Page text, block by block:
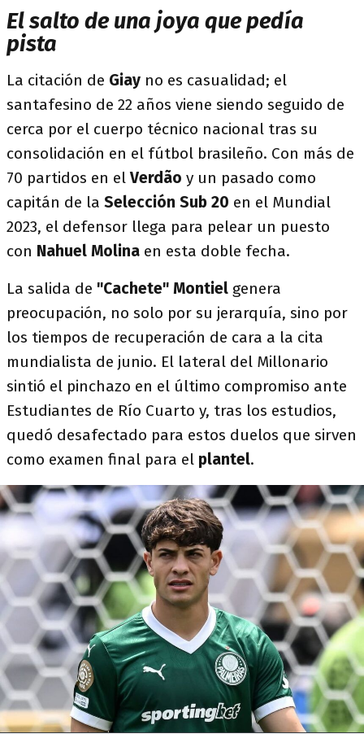
El salto de una joya que pedía
pista
La citación de Giay no es casualidad; el
santafesino de 22 años viene siendo seguido de
cerca por el cuerpo técnico nacional tras su
consolidación en el fútbol brasileño. Con más de
70 partidos en elVerdão y un pasado como
capitán de la Selección Sub 20 en el Mundial
2023, el defensor llega para pelear un puesto
con Nahuel Molina en esta doble fecha.
La salida de "Cachete" Montiel genera
preocupación, no solo por su jerarquía, sino por
los tiempos de recuperación de cara a la cita
mundialista de junio. El lateral del Millonario
sintió el pinchazo en el último compromiso ante
Estudiantes de Río Cuarto y, tras los estudios,
quedó desafectado para estos duelos que sirven
como examen final para el plantel.